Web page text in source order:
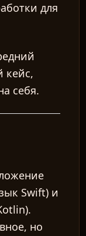
для
кейс,
себя.
Swift) и
но